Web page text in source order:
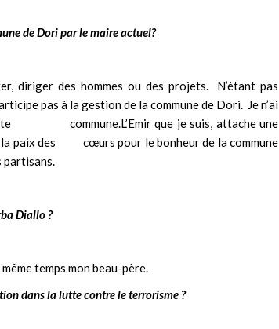
de Dori par le maire actuel?
diriger des hommes ou des projets. N’étant pas
pas à la gestion de la commune de Dori. Je n’ai
commune.L’Emir que je suis, attache une
la paix des cœurs pour le bonheur de la commune
partisans.
Diallo ?
temps mon beau-père.
dans la lutte contre le terrorisme ?